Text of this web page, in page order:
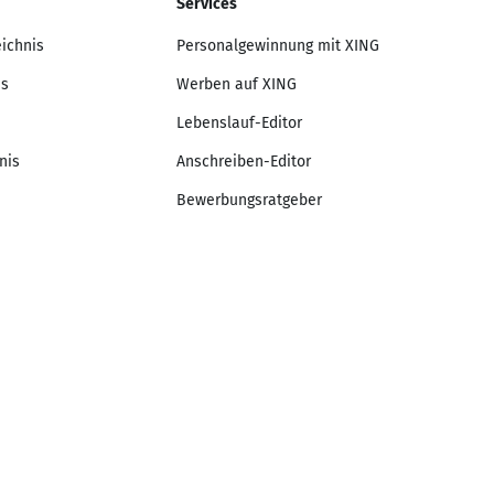
Services
Personalgewinnung mit XING
Werben auf XING
Lebenslauf-Editor
Anschreiben-Editor
Bewerbungsratgeber